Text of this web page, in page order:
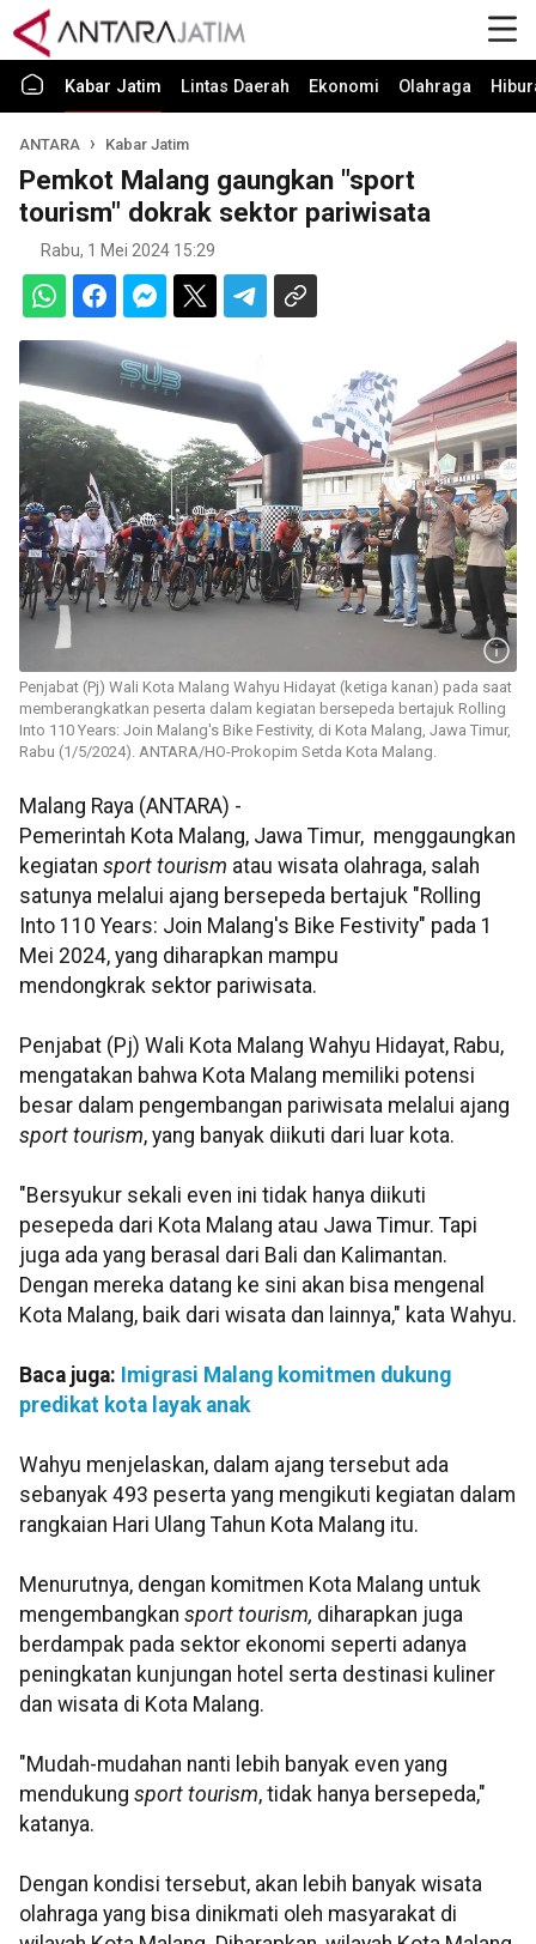
Kabar Jatim Lintas Daerah Ekonomi Olahraga
ANTARA Kabar Jatim
Pemkot Malang gaungkan "sport
tourism" dokrak sektor pariwisata
Rabu, 1 Mei 2024 15:29
Penjabat (Pj) Wali Kota Malang Wahyu Hidayat (ketiga kanan) pada saat
memberangkatkan peserta dalam kegiatan bersepeda bertajuk Rolling
Into 110 Years: Join Malang's Bike Festivity, di Kota Malang, Jawa Timur,
Rabu (1/5/2024). ANTARA/HO-Prokopim Setda Kota Malang.
Malang Raya (ANTARA) -
Pemerintah Kota Malang, Jawa Timur, menggaungkan
kegiatan sport tourism atau wisata olahraga, salah
satunya melalui ajang bersepeda bertajuk "Rolling
Into 110 Years: Join Malang's Bike Festivity" pada 1
Mei 2024, yang diharapkan mampu
mendongkrak sektor pariwisata.
Penjabat (Pj) Wali Kota Malang Wahyu Hidayat, Rabu,
mengatakan bahwa Kota Malang memiliki potensi
besar dalam pengembangan pariwisata melalui ajang
sport tourism, yang banyak diikuti dari luar kota.
"Bersyukur sekali even ini tidak hanya diikuti
pesepeda dari Kota Malang atau Jawa Timur. Tapi
juga ada yang berasal dari Bali dan Kalimantan.
Dengan mereka datang ke sini akan bisa mengenal
Kota Malang, baik dari wisata dan lainnya," kata Wahyu.
Baca juga: Imigrasi Malang komitmen dukung
predikat kota layak anak
Wahyu menjelaskan, dalam ajang tersebut ada
sebanyak 493 peserta yang mengikuti kegiatan dalam
rangkaian Hari Ulang Tahun Kota Malang itu.
Menurutnya, dengan komitmen Kota Malang untuk
mengembangkan sport tourism, diharapkan juga
berdampak pada sektor ekonomi seperti adanya
peningkatan kunjungan hotel serta destinasi kuliner
dan wisata di Kota Malang.
"Mudah-mudahan nanti lebih banyak even yang
mendukung sport tourism, tidak hanya bersepeda,"
katanya.
Dengan kondisi tersebut, akan lebih banyak wisata
olahraga yang bisa dinikmati oleh masyarakat di